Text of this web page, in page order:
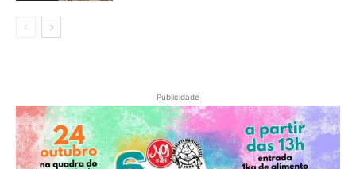
Publicidade